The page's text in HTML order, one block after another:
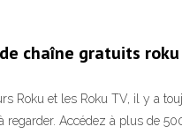
chaîne gratuits roku
Roku et les Roku TV, il y a
regarder. Accédez à plus de